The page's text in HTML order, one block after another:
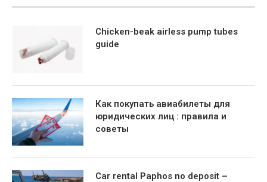
Chicken-beak airless pump tubes
guide
Как покупать авиабилеты для
юридических лиц : правила и
советы
Car rental Paphos no deposit –